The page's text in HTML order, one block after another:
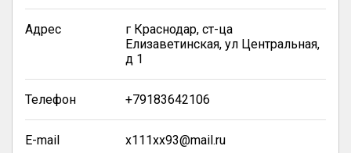
Адрес
г Краснодар, ст-ца
Елизаветинская, ул Центральная,
д 1
Телефон +79183642106
E-mail x111xx93@mail.ru